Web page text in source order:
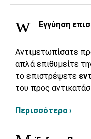
Εγγύηση
Αντιμετωπίσατε
απλά επιθυμείτε
το επιστρέψετε
του προς
Περισσότερα ›